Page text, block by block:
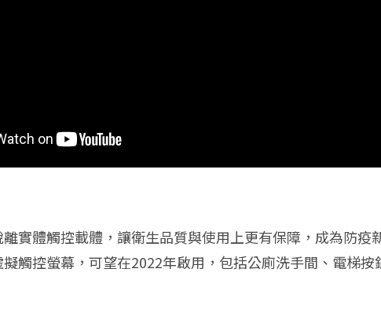
實體觸控載體，讓衛生品質與使用上更有保障，成為防
觸控螢幕，可望在2022年啟用，包括公廁洗手間、電梯